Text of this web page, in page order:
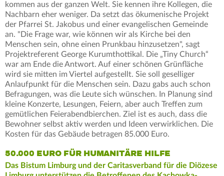
kommen aus der ganzen Welt. Sie kennen ihre Kollegen, die
Nachbarn eher weniger. Da setzt das ökumenische Projekt
der Pfarrei St. Jakobus und einer evangelischen Gemeinde
an. "Die Frage war, wie können wir als Kirche bei den
Menschen sein, ohne einen Prunkbau hinzusetzen", sagt
Projektreferent George Kurumthottikal. Die „Tiny Church“
war am Ende die Antwort. Auf einer schönen Grünfläche
wird sie mitten im Viertel aufgestellt. Sie soll geselliger
Anlaufpunkt für die Menschen sein. Dazu gabs auch schon
Befragungen, was die Leute sich wünschen. In Planung sind
kleine Konzerte, Lesungen, Feiern, aber auch Treffen zum
gemütlichen Feierabendbierchen. Ziel ist es auch, dass die
Bewohner selbst aktiv werden und Ideen verwirklichen. Die
Kosten für das Gebäude betragen 85.000 Euro.
50.000 EURO FÜR HUMANITÄRE HILFE
Das Bistum Limburg und der Caritasverband für die Diözese